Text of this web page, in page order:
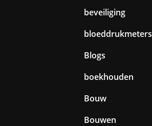
beveiliging
bloeddrukmeters
Blogs
boekhouden
Bouw
Bouwen